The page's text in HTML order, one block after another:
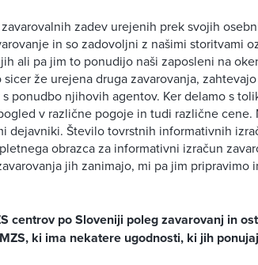
zadev urejenih prek svojih
in so zadovoljni z našimi storitvami
ali pa jim to ponudijo naši zaposleni na
že urejena druga zavarovanja,
ponudbo njihovih agentov. Ker delamo s
v različne pogoje in tudi različne cene.
dejavniki. Število tovrstnih informativnih
obrazca za informativni izračun
jih zanimajo, mi pa jim pripravimo
centrov po Sloveniji poleg zavarovanj in
ki ima nekatere ugodnosti, ki jih